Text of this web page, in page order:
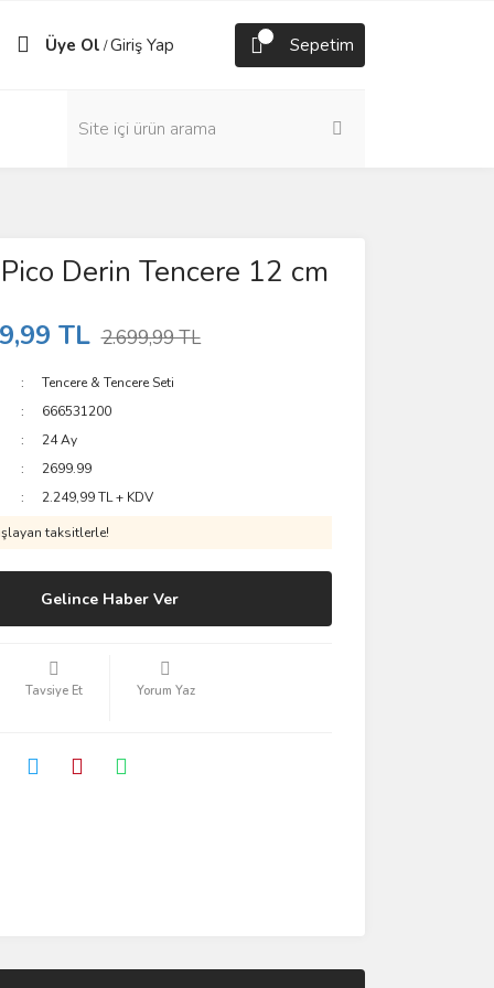
Üye Ol /Giriş Yap Sepetim
Derin Tencere 12 cm
TL 2.699,99 TL
Tencere & Tencere Seti
666531200
24 Ay
2699.99
2.249,99 TL + KDV
taksitlerle!
Gelince Haber Ver
Tavsiye Et Yorum Yaz